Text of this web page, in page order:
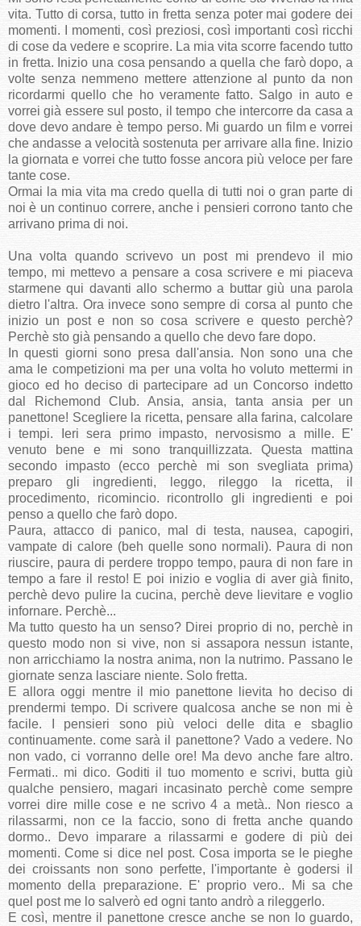
vita. Tutto di corsa, tutto in fretta senza poter mai godere dei
momenti. I momenti, così preziosi, così importanti così ricchi
di cose da vedere e scoprire. La mia vita scorre facendo tutto
in fretta. Inizio una cosa pensando a quella che farò dopo, a
volte senza nemmeno mettere attenzione al punto da non
ricordarmi quello che ho veramente fatto. Salgo in auto e
vorrei già essere sul posto, il tempo che intercorre da casa a
dove devo andare è tempo perso. Mi guardo un film e vorrei
che andasse a velocità sostenuta per arrivare alla fine. Inizio
la giornata e vorrei che tutto fosse ancora più veloce per fare
tante cose.
Ormai la mia vita ma credo quella di tutti noi o gran parte di
noi è un continuo correre, anche i pensieri corrono tanto che
arrivano prima di noi.
Una volta quando scrivevo un post mi prendevo il mio
tempo, mi mettevo a pensare a cosa scrivere e mi piaceva
starmene qui davanti allo schermo a buttar giù una parola
dietro l'altra. Ora invece sono sempre di corsa al punto che
inizio un post e non so cosa scrivere e questo perchè?
Perchè sto già pensando a quello che devo fare dopo.
In questi giorni sono presa dall'ansia. Non sono una che
ama le competizioni ma per una volta ho voluto mettermi in
gioco ed ho deciso di partecipare ad un Concorso indetto
dal Richemond Club. Ansia, ansia, tanta ansia per un
panettone! Scegliere la ricetta, pensare alla farina, calcolare
i tempi. Ieri sera primo impasto, nervosismo a mille. E'
venuto bene e mi sono tranquillizzata. Questa mattina
secondo impasto (ecco perchè mi son svegliata prima)
preparo gli ingredienti, leggo, rileggo la ricetta, il
procedimento, ricomincio. ricontrollo gli ingredienti e poi
penso a quello che farò dopo.
Paura, attacco di panico, mal di testa, nausea, capogiri,
vampate di calore (beh quelle sono normali). Paura di non
riuscire, paura di perdere troppo tempo, paura di non fare in
tempo a fare il resto! E poi inizio e voglia di aver già finito,
perchè devo pulire la cucina, perchè deve lievitare e voglio
infornare. Perchè...
Ma tutto questo ha un senso? Direi proprio di no, perchè in
questo modo non si vive, non si assapora nessun istante,
non arricchiamo la nostra anima, non la nutrimo. Passano le
giornate senza lasciare niente. Solo fretta.
E allora oggi mentre il mio panettone lievita ho deciso di
prendermi tempo. Di scrivere qualcosa anche se non mi è
facile. I pensieri sono più veloci delle dita e sbaglio
continuamente. come sarà il panettone? Vado a vedere. No
non vado, ci vorranno delle ore! Ma devo anche fare altro.
Fermati.. mi dico. Goditi il tuo momento e scrivi, butta giù
qualche pensiero, magari incasinato perchè come sempre
vorrei dire mille cose e ne scrivo 4 a metà.. Non riesco a
rilassarmi, non ce la faccio, sono di fretta anche quando
dormo.. Devo imparare a rilassarmi e godere di più dei
momenti. Come si dice nel post. Cosa importa se le pieghe
dei croissants non sono perfette, l'importante è godersi il
momento della preparazione. E' proprio vero.. Mi sa che
quel post me lo salverò ed ogni tanto andrò a rileggerlo.
E così, mentre il panettone cresce anche se non lo guardo,